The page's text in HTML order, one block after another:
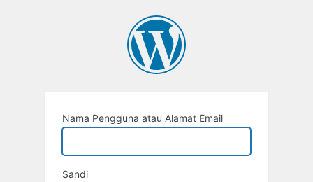
Nama Pengguna atau Alamat Email
Sandi